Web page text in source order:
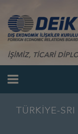
İŞİMİZ, TİCARİ
TÜRKİYE-